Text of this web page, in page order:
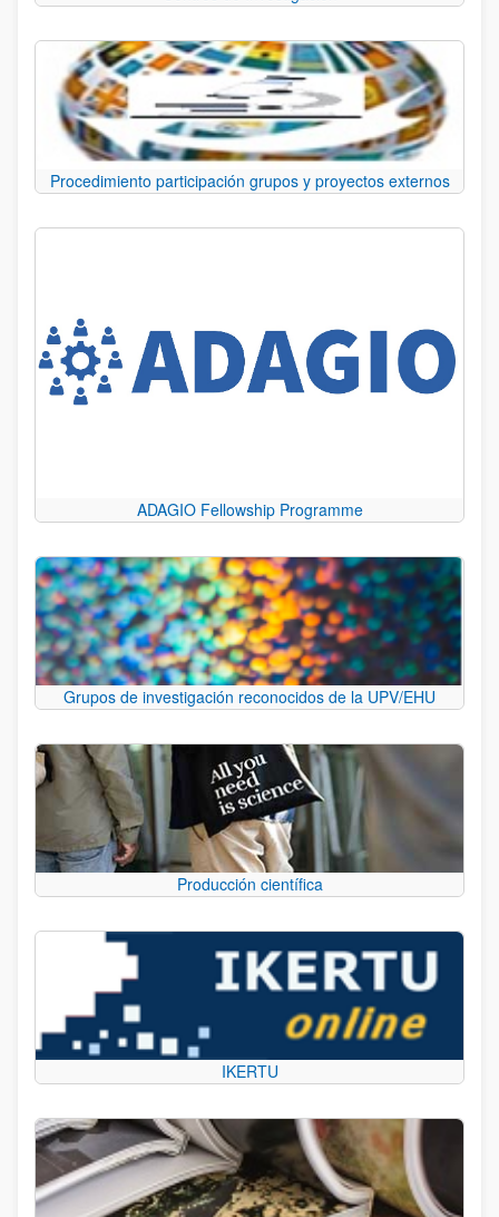
Procedimiento participación grupos y proyectos externos
ADAGIO Fellowship Programme
Grupos de investigación reconocidos de la UPV/EHU
Producción científica
IKERTU